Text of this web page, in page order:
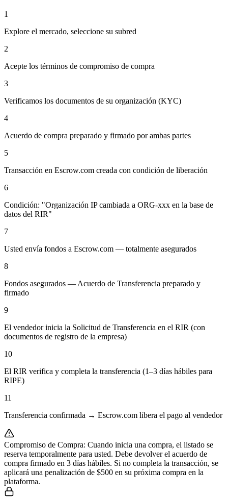
1
Explore el mercado, seleccione su subred
2
Acepte los términos de compromiso de compra
3
Verificamos los documentos de su organización (KYC)
4
Acuerdo de compra preparado y firmado por ambas partes
5
Transacción en Escrow.com creada con condición de liberación
6
Condición: "Organización IP cambiada a ORG-xxx en la base de
datos del RIR"
7
Usted envía fondos a Escrow.com — totalmente asegurados
8
Fondos asegurados — Acuerdo de Transferencia preparado y
firmado
9
El vendedor inicia la Solicitud de Transferencia en el RIR (con
documentos de registro de la empresa)
10
El RIR verifica y completa la transferencia (1–3 días hábiles para
RIPE)
11
Transferencia confirmada → Escrow.com libera el pago al vendedor
Compromiso de Compra: Cuando inicia una compra, el listado se
reserva temporalmente para usted. Debe devolver el acuerdo de
compra firmado en 3 días hábiles. Si no completa la transacción, se
aplicará una penalización de $500 en su próxima compra en la
plataforma.